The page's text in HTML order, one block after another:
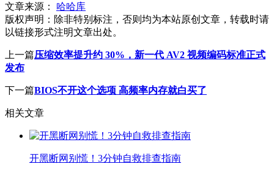
文章来源：
哈哈库
版权声明： 除非特别标注，否则均为本站原创文章，转载时请
以链接形式注明文章出处。
上一篇压缩效率提升约 30%，新一代 AV2 视频编码标准正式
发布
下一篇BIOS不开这个选项 高频率内存就白买了
相关文章
开黑断网别慌！3分钟自救排查指南